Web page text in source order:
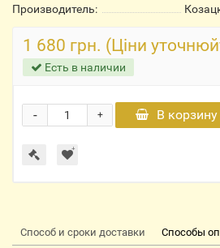
Производитель:
1 680 грн. (Ціни
Есть в наличии
+
- В корзину
Способ и сроки доставки Способы